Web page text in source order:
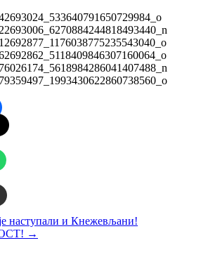
наступали и Кнежевљани!
→